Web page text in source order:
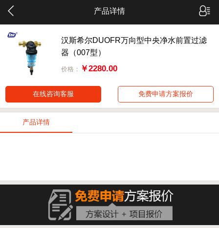
产品详情
汉斯希尔DUOFR万向型中央净水前置过滤
器（007型）
价格： ￥2280.00
在线咨询客服 免费申请方案报价
产品详情